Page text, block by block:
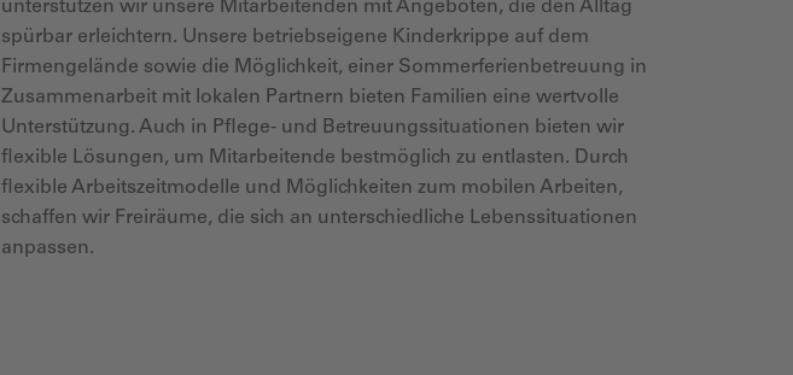
unterstützen wir unsere Mitarbeitenden mit Angeboten, die den Alltag
spürbar erleichtern. Unsere betriebseigene Kinderkrippe auf dem
Firmengelände sowie die Möglichkeit, einer Sommerferienbetreuung in
Zusammenarbeit mit lokalen Partnern bieten Familien eine wertvolle
Unterstützung. Auch in Pflege- und Betreuungssituationen bieten wir
flexible Lösungen, um Mitarbeitende bestmöglich zu entlasten. Durch
flexible Arbeitszeitmodelle und Möglichkeiten zum mobilen Arbeiten,
schaffen wir Freiräume, die sich an unterschiedliche Lebenssituationen
anpassen.